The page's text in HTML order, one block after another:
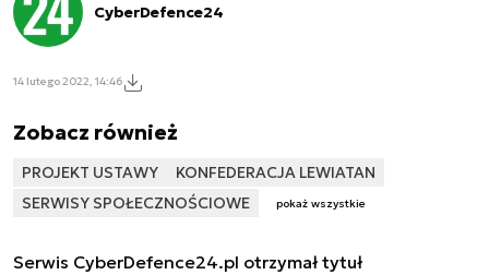
CyberDefence24
14 lutego 2022, 14:46
Zobacz również
PROJEKT USTAWY
KONFEDERACJA LEWIATAN
SERWISY SPOŁECZNOŚCIOWE
pokaż wszystkie
Serwis CyberDefence24.pl otrzymał tytuł